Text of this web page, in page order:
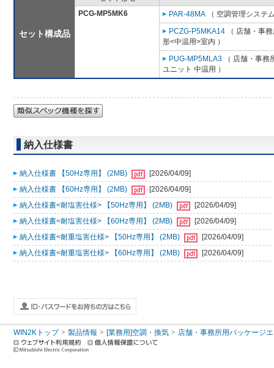
セット構成品
PCG-MP5MK6
PAR-48MA （ 空調管理システ
PCZG-P5MKA14 （ 店舗・事
形<中温用>室内 ）
PUG-MP5MLA3 （ 店舗・事務
ユニット 中温用 ）
納入仕様書
納入仕様書 【50Hz専用】 (2MB)
[2026/04/09]
納入仕様書 【60Hz専用】 (2MB)
[2026/04/09]
納入仕様書<耐塩害仕様> 【50Hz専用】 (2MB)
[2026/04/09]
納入仕様書<耐塩害仕様> 【60Hz専用】 (2MB)
[2026/04/09]
納入仕様書<耐重塩害仕様> 【50Hz専用】 (2MB)
[2026/04/09]
納入仕様書<耐重塩害仕様> 【60Hz専用】 (2MB)
[2026/04/09]
WIN2Kトップ 製品情報 [業務用]空調・換気 店舗・事務所用パッケージ